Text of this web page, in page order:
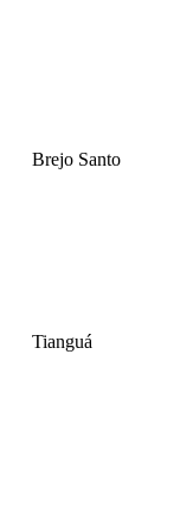
Brejo Santo
Tianguá